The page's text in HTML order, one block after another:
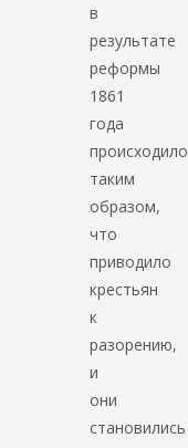
в
результате
реформы
1861
года
происходило
таким
образом,
что
приводило
крестьян
к
разорению,
и
они
становились